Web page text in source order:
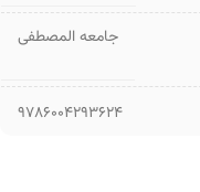
جامعه المصطفی
9786004293624